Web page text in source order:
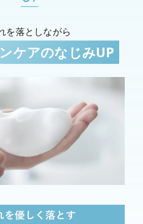
を落としながら
ケアのなじみUP